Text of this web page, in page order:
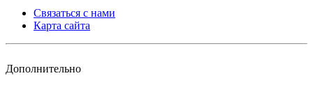
Связаться с нами
Карта сайта
Дополнительно